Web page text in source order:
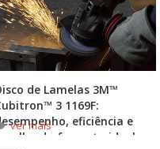
de Lamelas 3M™
3 1169F:
eficiência e
escolha do formato ideal
ver mais